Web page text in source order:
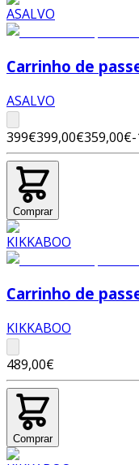
Carrinho de
ASALVO
399€399,00€359,00€-
Comprar
Carrinho de
KIKKABOO
489,00€
Comprar